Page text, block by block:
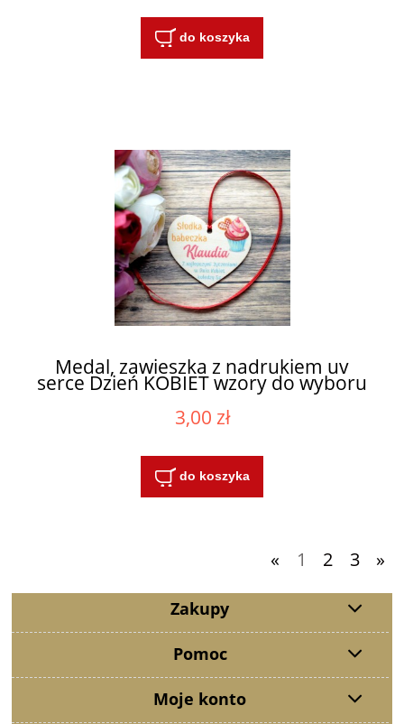
do koszyka
Medal, zawieszka z nadrukiem uv
serce Dzień KOBIET wzory do wyboru
3,00 zł
do koszyka
« 1 2 3 »
Zakupy
Pomoc
Moje konto